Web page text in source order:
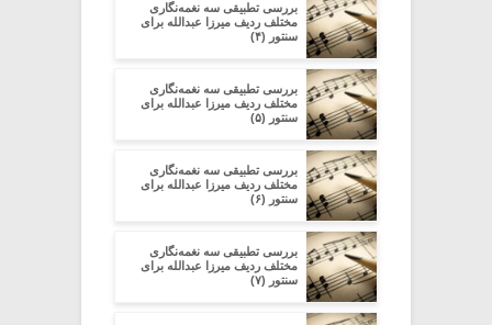
بررسی تطبیقی سه نغمه‌نگاری
مختلف ردیف میرزا عبدالله برای
سنتور (۴)
بررسی تطبیقی سه نغمه‌نگاری
مختلف ردیف میرزا عبدالله برای
سنتور (۵)
بررسی تطبیقی سه نغمه‌نگاری
مختلف ردیف میرزا عبدالله برای
سنتور (۶)
بررسی تطبیقی سه نغمه‌نگاری
مختلف ردیف میرزا عبدالله برای
سنتور (۷)